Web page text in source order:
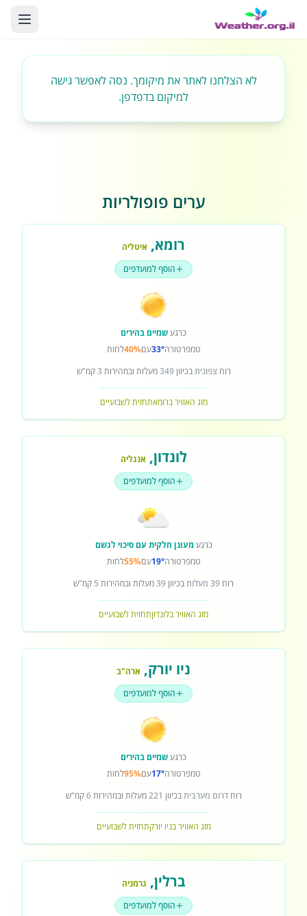
לא הצלחנו לאתר את מיקומך. נסה לאפשר גישה
למיקום בדפדפן.
ערים פופולריות
רומא, איטליה
הוסף למועדפים
כרגעשמיים בהירים
טמפרטורה33°עם40%לחות
רוחצפוניתבכיוון349מעלות ובמהירות 3קמ"ש
מזג האוויר ברומאתחזית לשבועיים
לונדון, אנגליה
הוסף למועדפים
כרגעמעונן חלקית עם סיכוי לגשם
טמפרטורה19°עם55%לחות
רוח 39 מעלות בכיוון39מעלות ובמהירות 5 קמ"ש
מזג האוויר בלונדוןתחזית לשבועיים
ניו יורק, ארה"ב
הוסף למועדפים
כרגעשמיים בהירים
טמפרטורה17°עם95%לחות
רוחדרום מערביתבכיוון 221מעלות ובמהירות6קמ"ש
מזג האוויר בניו יורקתחזית לשבועיים
ברלין, גרמניה
הוסף למועדפים